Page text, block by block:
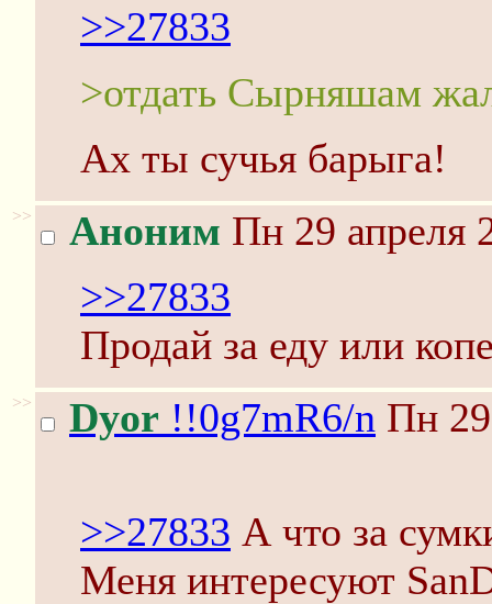
>>27833
>отдать Сырняшам
Ах ты сучья барыга!
>> Аноним Пн 29 апреля
>>27833
Продай за еду или
>> Dyor !!0g7mR6/n Пн
>>27833 А что за
Меня интересуют